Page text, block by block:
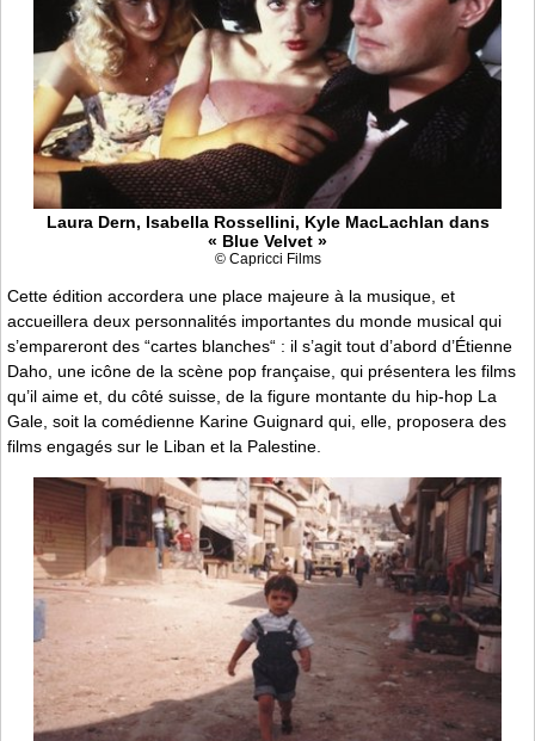
Laura Dern, Isabella Rossellini, Kyle MacLachlan dans
« Blue Velvet »
© Capricci Films
Cette édition accordera une place majeure à la musique, et
accueillera deux personnalités importantes du monde musical qui
s’empareront des “cartes blanches“ : il s’agit tout d’abord d’Étienne
Daho, une icône de la scène pop française, qui présentera les films
qu’il aime et, du côté suisse, de la figure montante du hip-hop La
Gale, soit la comédienne Karine Guignard qui, elle, proposera des
films engagés sur le Liban et la Palestine.